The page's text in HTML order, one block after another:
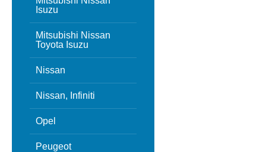
Isuzu
Mitsubishi Nissan
Toyota Isuzu
Nissan
Nissan, Infiniti
Opel
Peugeot